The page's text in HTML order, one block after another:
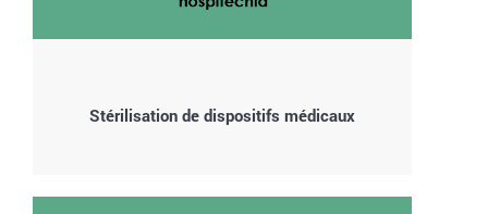
Stérilisation de dispositifs médicaux